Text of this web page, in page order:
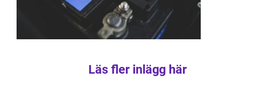
Läs fler inlägg här